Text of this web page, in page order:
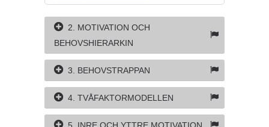
2. MOTIVATION OCH
BEHOVSHIERARKIN
3. BEHOVSTRAPPAN
4. TVÅFAKTORMODELLEN